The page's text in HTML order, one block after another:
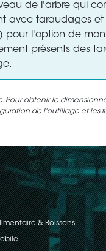
de l'arbre qui
avec taraudages et
pour l'option de
présents des
Pour obtenir le
de l'outillage et les
& Boissons